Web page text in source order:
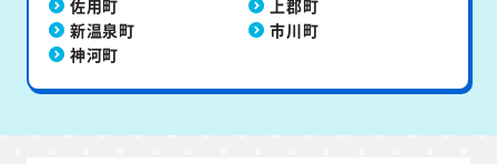
佐用町
上郡町
新温泉町
市川町
神河町